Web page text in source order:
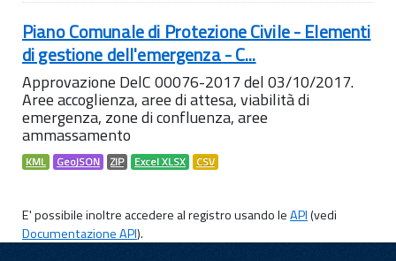
Piano Comunale di Protezione Civile - Elementi
di gestione dell'emergenza - C...
Approvazione DelC 00076-2017 del 03/10/2017.
Aree accoglienza, aree di attesa, viabilità di
emergenza, zone di confluenza, aree
ammassamento
KML GeoJSON ZIP Excel XLSX CSV
E' possibile inoltre accedere al registro usando leAPI(vedi
Documentazione API).